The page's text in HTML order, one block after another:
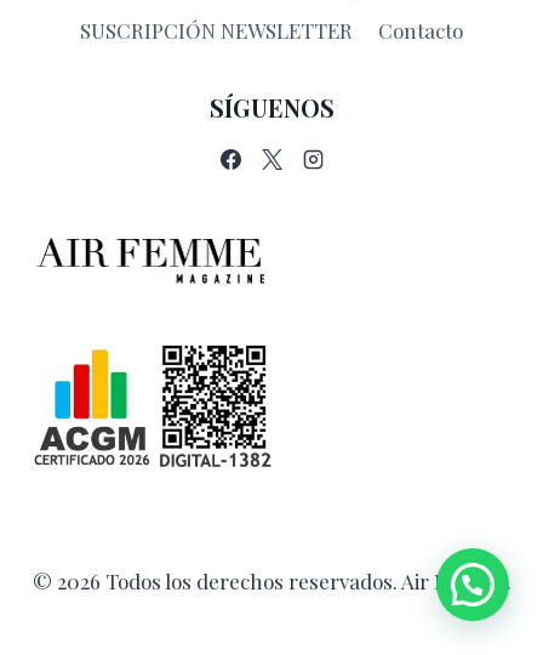
SUSCRIPCIÓN NEWSLETTER
Contacto
SÍGUENOS
© 2026 Todos los derechos reservados. Air Femme.